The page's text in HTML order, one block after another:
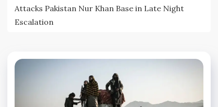
Attacks Pakistan Nur Khan Base in Late Night
Escalation